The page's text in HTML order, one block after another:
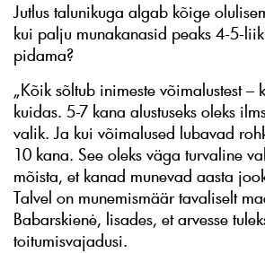
Jutlus talunikuga algab kõige
kui palju munakanasid peaks 4-5-
pidama?
„Kõik sõltub inimeste võimalustest –
kuidas. 5-7 kana alustuseks oleks
valik. Ja kui võimalused lubavad
10 kana. See oleks väga turvaline
mõista, et kanad munevad aasta
Talvel on munemismäär tavaliselt
Babarskienė, lisades, et arvesse
toitumisvajadusi.